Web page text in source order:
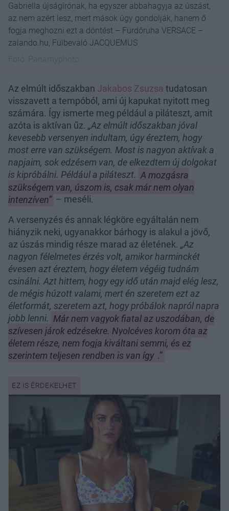
Gabriella újságírónak, ha egyszer abbahagyja az úszást,
az nem azért lesz, mert mások úgy gondolják, hanem ő
fogja meghozni ezt a döntést – Fürdőruha VERSACE –
zalando.hu, Fülbevaló JACQUEMUS
Az elmúlt időszakban Jakabos Zsuzsa tudatosan
visszavett a tempóból, ami új kapukat nyitott meg
számára. Így ismerte meg például a piláteszt, amit
azóta is aktívan űz. „Az elmúlt időszakban jóval
kevesebb versenyen indultam, úgy éreztem, hogy
most erre van szükségem. Most is nagyon aktívak a
napjaim, sok edzésem van, de elkezdtem új dolgokat
is kipróbálni. Például a piláteszt. A mozgásra
szükségem van, úszom is, csak már nem olyan
intenzíven” – meséli.
A versenyzés és annak légköre egyáltalán nem
hiányzik neki, ugyanakkor bárhogy is alakul a jövő,
az úszás mindig része marad az életének. „Az
nagyon félelmetes érzés volt, amikor harminckét
évesen azt éreztem, hogy életem végéig tudnám
csinálni. Azt hittem, hogy egy idő után majd elég lesz,
de mégis húzott valami, mert én szeretem ezt az
életformát, szeretem azt, hogy próbálok napról napra
jobb lenni. Már nem vagyok fiatal az uszodában, de
szívesen járok edzésekre. Nyolcéves korom óta az
életem része, nem fogja kiváltani semmi, és ez
szerintem teljesen rendben is van így .”